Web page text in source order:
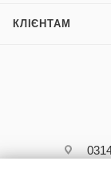
КЛІЄНТАМ